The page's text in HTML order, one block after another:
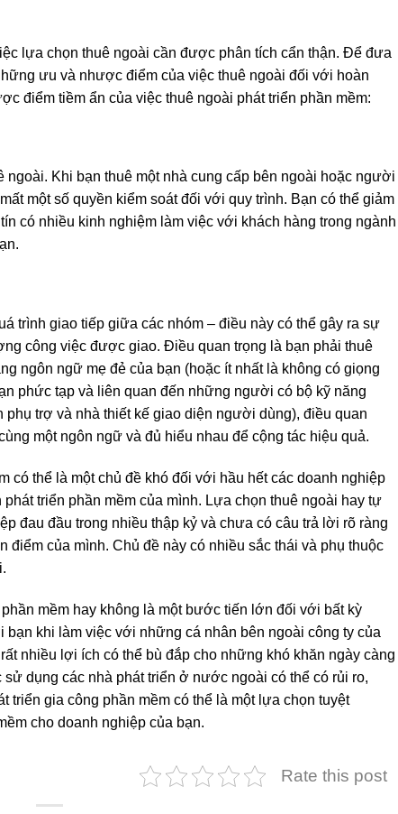
lựa chọn thuê ngoài cần được phân tích cẩn thận. Để đưa
ưu và nhược điểm của việc thuê ngoài đối với hoàn
điểm tiềm ẩn của việc thuê ngoài phát triển phần mềm:
Khi bạn thuê một nhà cung cấp bên ngoài hoặc người
một số quyền kiểm soát đối với quy trình. Bạn có thể giảm
có nhiều kinh nghiệm làm việc với khách hàng trong ngành
trình giao tiếp giữa các nhóm – điều này có thể gây ra sự
công việc được giao. Điều quan trọng là bạn phải thuê
ngôn ngữ mẹ đẻ của bạn (hoặc ít nhất là không có giọng
phức tạp và liên quan đến những người có bộ kỹ năng
phụ trợ và nhà thiết kế giao diện người dùng), điều quan
một ngôn ngữ và đủ hiểu nhau để cộng tác hiệu quả.
có thể là một chủ đề khó đối với hầu hết các doanh nghiệp
phát triển phần mềm của mình. Lựa chọn thuê ngoài hay tự
đau đầu trong nhiều thập kỷ và chưa có câu trả lời rõ ràng
điểm của mình. Chủ đề này có nhiều sắc thái và phụ thuộc
mềm hay không là một bước tiến lớn đối với bất kỳ
khi làm việc với những cá nhân bên ngoài công ty của
nhiều lợi ích có thể bù đắp cho những khó khăn ngày càng
dụng các nhà phát triển ở nước ngoài có thể có rủi ro,
triển gia công phần mềm có thể là một lựa chọn tuyệt
cho doanh nghiệp của bạn.
Rate this post